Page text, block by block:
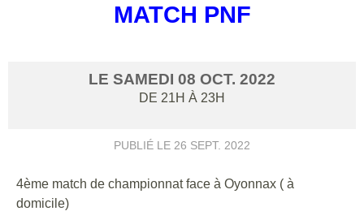
MATCH PNF
LE SAMEDI 08 OCT. 2022
DE 21H À 23H
PUBLIÉ LE 26 SEPT. 2022
4ème match de championnat face à Oyonnax ( à
domicile)